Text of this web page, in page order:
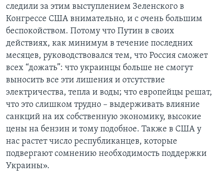
следили за этим выступлением Зеленского в
Конгрессе США внимательно, и с очень большим
беспокойством. Потому что Путин в своих
действиях, как минимум в течение последних
месяцев, руководствовался тем, что Россия сможет
всех “дожать”: что украинцы больше не смогут
выносить все эти лишения и отсутствие
электричества, тепла и воды; что европейцы решат,
что это слишком трудно – выдерживать влияние
санкций на их собственную экономику, высокие
цены на бензин и тому подобное. Также в США у
нас растет число республиканцев, которые
подвергают сомнению необходимость поддержки
Украины».